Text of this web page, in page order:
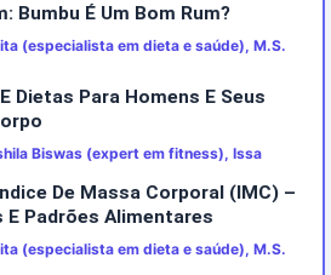
Bumbu É Um Bom Rum?
(especialista em dieta e saúde), M.S.
Dietas Para Homens E Seus
Biswas (expert em fitness), Issa
De Massa Corporal (IMC) –
Padrões Alimentares
(especialista em dieta e saúde), M.S.